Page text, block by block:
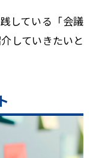
している「会議
していきたいと